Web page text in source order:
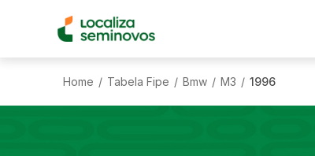
Home / Tabela Fipe / Bmw / M3 / 1996